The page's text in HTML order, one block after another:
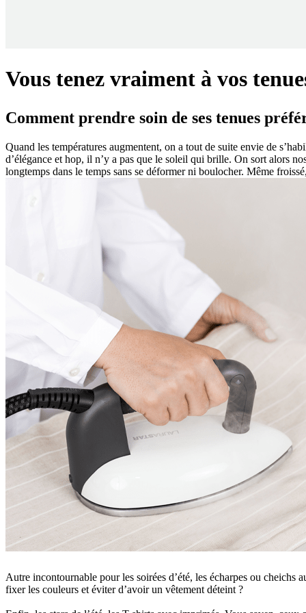
Vous tenez vraiment à vos
Comment prendre soin de ses tenues
Quand les températures augmentent, on a tout de suite envie de
d’élégance et hop, il n’y a pas que le soleil qui brille. On sort alors
longtemps dans le temps sans se déformer ni boulocher. Même
Autre incontournable pour les soirées d’été, les écharpes ou
fixer les couleurs et éviter d’avoir un vêtement déteint ?